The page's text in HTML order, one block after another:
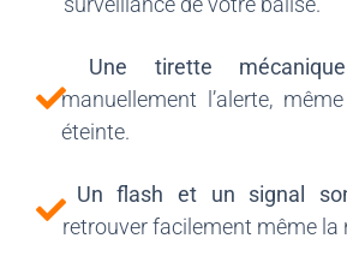
Une tirette mécanique
manuellement l’alerte,
éteinte.
Un flash et un signal
retrouver facilement même la